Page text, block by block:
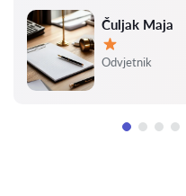
Čuljak Maja
Ocjena:
Odvjetnik